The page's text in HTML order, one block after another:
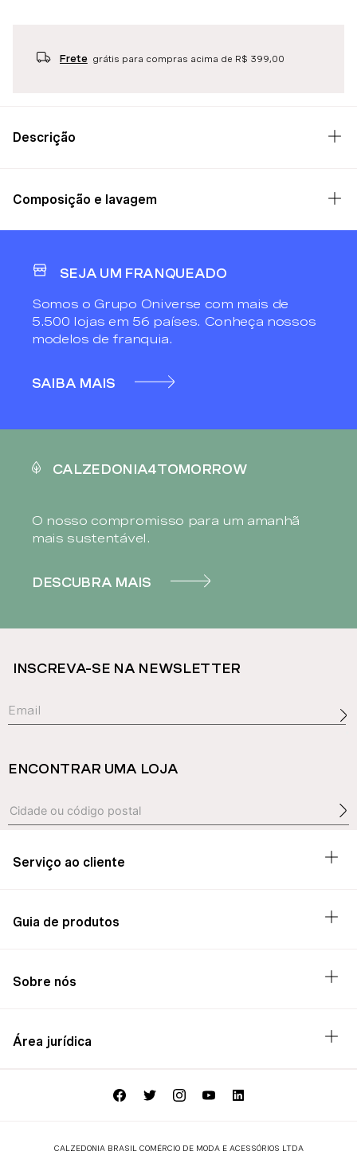
Frete grátis para compras acima de R$ 399,00
Descrição
Composição e lavagem
SEJA UM FRANQUEADO
Somos o Grupo Oniverse com mais de
5.500 lojas em 56 países. Conheça nossos
modelos de franquia.
SAIBA MAIS
CALZEDONIA4TOMORROW
O nosso compromisso para um amanhã
mais sustentável.
DESCUBRA MAIS
INSCREVA-SE NA NEWSLETTER
ENCONTRAR UMA LOJA
Serviço ao cliente
Guia de produtos
Sobre nós
Área jurídica
CALZEDONIA BRASIL COMÉRCIO DE MODA E ACESSÓRIOS LTDA